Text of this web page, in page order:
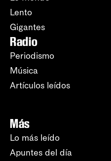
Lento
Gigantes
Radio
Periodismo
Música
Artículos leídos
Más
Lo más leído
Apuntes del día